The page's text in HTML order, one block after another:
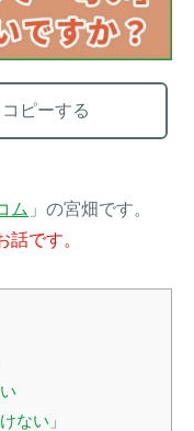
お役立ち資料
オンライン
ショップ
ピーする
ム 」の宮畑です。
です。
ない」